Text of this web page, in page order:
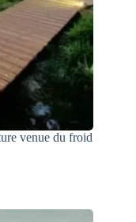
venue du froid